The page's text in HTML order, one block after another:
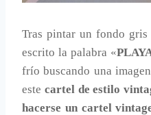
Tras pintar un fondo
escrito la palabra «
frío buscando una
este cartel de estilo
hacerse un cartel